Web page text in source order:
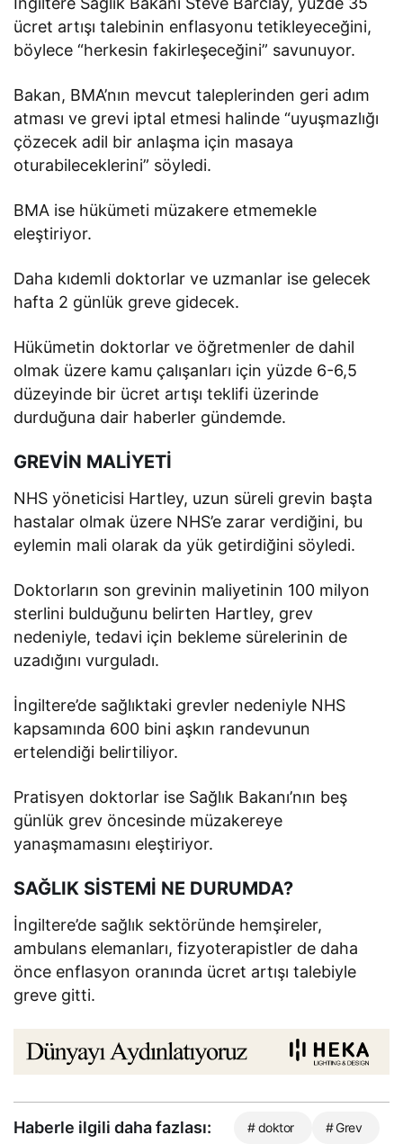
ücret artışı talebinin enflasyonu tetikleyeceğini,
böylece “herkesin fakirleşeceğini” savunuyor.
Bakan, BMA’nın mevcut taleplerinden geri adım
atması ve grevi iptal etmesi halinde “uyuşmazlığı
çözecek adil bir anlaşma için masaya
oturabileceklerini” söyledi.
BMA ise hükümeti müzakere etmemekle
eleştiriyor.
Daha kıdemli doktorlar ve uzmanlar ise gelecek
hafta 2 günlük greve gidecek.
Hükümetin doktorlar ve öğretmenler de dahil
olmak üzere kamu çalışanları için yüzde 6-6,5
düzeyinde bir ücret artışı teklifi üzerinde
durduğuna dair haberler gündemde.
GREVİN MALİYETİ
NHS yöneticisi Hartley, uzun süreli grevin başta
hastalar olmak üzere NHS’e zarar verdiğini, bu
eylemin mali olarak da yük getirdiğini söyledi.
Doktorların son grevinin maliyetinin 100 milyon
sterlini bulduğunu belirten Hartley, grev
nedeniyle, tedavi için bekleme sürelerinin de
uzadığını vurguladı.
İngiltere’de sağlıktaki grevler nedeniyle NHS
kapsamında 600 bini aşkın randevunun
ertelendiği belirtiliyor.
Pratisyen doktorlar ise Sağlık Bakanı’nın beş
günlük grev öncesinde müzakereye
yanaşmamasını eleştiriyor.
SAĞLIK SİSTEMİ NE DURUMDA?
İngiltere’de sağlık sektöründe hemşireler,
ambulans elemanları, fizyoterapistler de daha
önce enflasyon oranında ücret artışı talebiyle
greve gitti.
Haberle ilgili daha fazlası: # doktor # Grev